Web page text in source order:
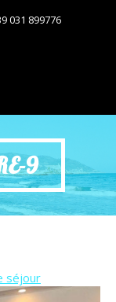
031 899776
9
séjour